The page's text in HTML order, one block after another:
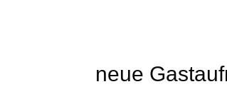
neue